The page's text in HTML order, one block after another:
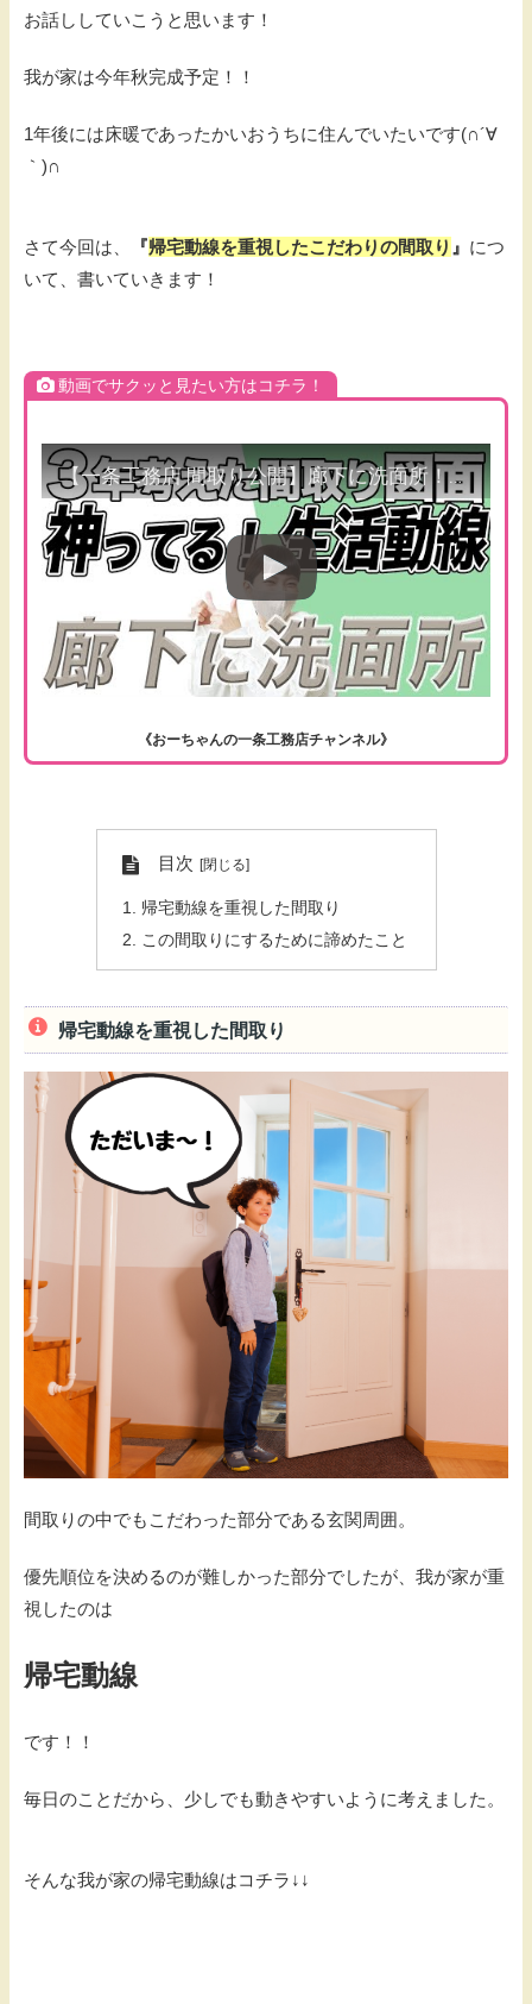
お話ししていこうと思います！
我が家は今年秋完成予定！！
1年後には床暖であったかいおうちに住んでいたいです(∩´∀
｀)∩
さて今回は、 『帰宅動線を重視したこだわりの間取り 』 につ
いて、書いていきます！
動画でサクッと見たい方はコチラ！
【一条工務店 間取り公開】廊下に洗面所！？神ってる生活動線！一条のドレッサーを最大活用！【３年考えた間取りシリーズ】
《おーちゃんの一条工務店チャンネル》
目次
帰宅動線を重視した間取り
この間取りにするために諦めたこと
帰宅動線を重視した間取り
間取りの中でもこだわった部分である玄関周囲。
優先順位を決めるのが難しかった部分でしたが、我が家が重
視したのは
帰宅動線
です！！
毎日のことだから、少しでも動きやすいように考えました。
そんな我が家の帰宅動線はコチラ↓↓